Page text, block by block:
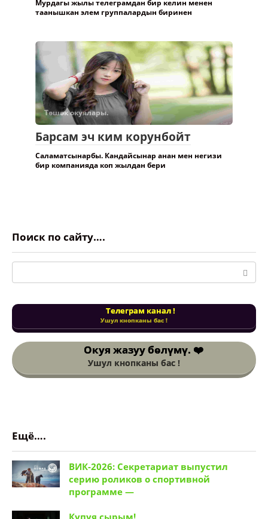
Мурдагы жылы телеграмдан бир келин менен
Төшөк окуялары.
Барсам эч ким корунбойт
Саламатсынарбы. Кандайсынар анан мен негизи
Поиск по сайту….
Телеграм канал !
Ушул кнопканы бас !
Окуя жазуу
бөлүмү. ❤️
Ещё….
ВИК-2026: Секретариат выпустил
серию роликов о спортивной
программе —